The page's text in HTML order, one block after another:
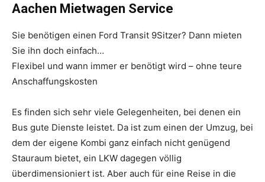
Aachen Mietwagen Service
Sie benötigen einen Ford Transit 9Sitzer? Dann mieten
Sie ihn doch einfach…
Flexibel und wann immer er benötigt wird – ohne teure
Anschaffungskosten
Es finden sich sehr viele Gelegenheiten, bei denen ein
Bus gute Dienste leistet. Da ist zum einen der Umzug, bei
dem der eigene Kombi ganz einfach nicht genügend
Stauraum bietet, ein LKW dagegen völlig
überdimensioniert ist. Aber auch für eine Reise in die